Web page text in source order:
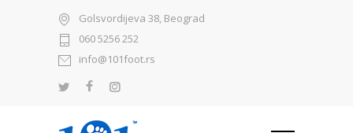
Golsvordijeva 38, Beograd
060 5256 252
info@101foot.rs